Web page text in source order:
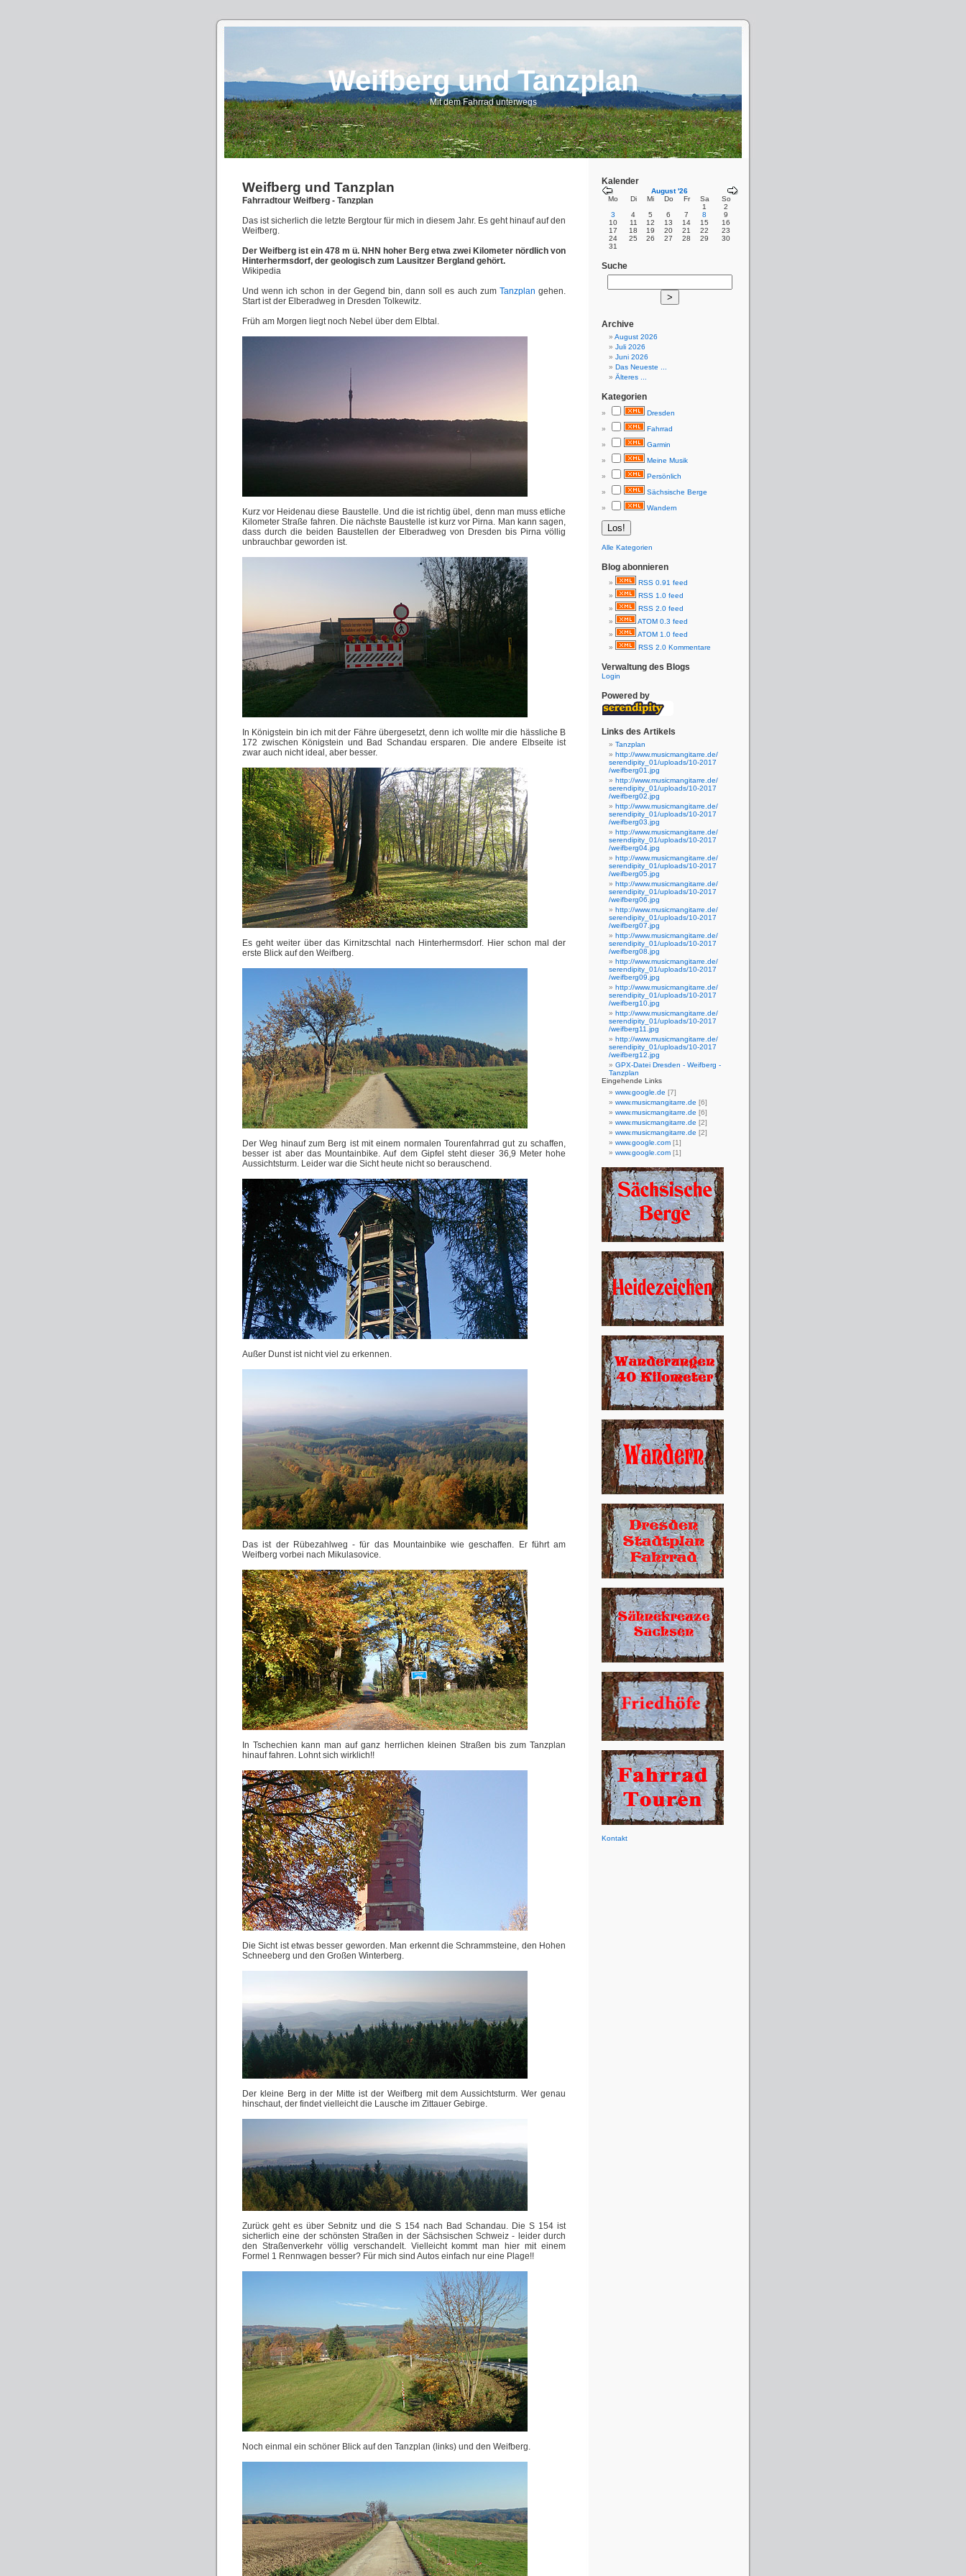
Weifberg und Tanzplan
Mit dem Fahrrad unterwegs
Weifberg und Tanzplan
Fahrradtour Weifberg - Tanzplan
Das ist sicherlich die letzte Bergtour für mich in diesem Jahr. Es geht hinauf auf den
Weifberg.
Der Weifberg ist ein 478 m ü. NHN hoher Berg etwa zwei Kilometer nördlich von
Hinterhermsdorf, der geologisch zum Lausitzer Bergland gehört.
Wikipedia
Und wenn ich schon in der Gegend bin, dann soll es auch zum Tanzplan gehen.
Start ist der Elberadweg in Dresden Tolkewitz.
Früh am Morgen liegt noch Nebel über dem Elbtal.
Kurz vor Heidenau diese Baustelle. Und die ist richtig übel, denn man muss etliche
Kilometer Straße fahren. Die nächste Baustelle ist kurz vor Pirna. Man kann sagen,
dass durch die beiden Baustellen der Elberadweg von Dresden bis Pirna völlig
unbrauchbar geworden ist.
In Königstein bin ich mit der Fähre übergesetzt, denn ich wollte mir die hässliche B
172 zwischen Königstein und Bad Schandau ersparen. Die andere Elbseite ist
zwar auch nicht ideal, aber besser.
Es geht weiter über das Kirnitzschtal nach Hinterhermsdorf. Hier schon mal der
erste Blick auf den Weifberg.
Der Weg hinauf zum Berg ist mit einem normalen Tourenfahrrad gut zu schaffen,
besser ist aber das Mountainbike. Auf dem Gipfel steht dieser 36,9 Meter hohe
Aussichtsturm. Leider war die Sicht heute nicht so berauschend.
Außer Dunst ist nicht viel zu erkennen.
Das ist der Rübezahlweg - für das Mountainbike wie geschaffen. Er führt am
Weifberg vorbei nach Mikulasovice.
In Tschechien kann man auf ganz herrlichen kleinen Straßen bis zum Tanzplan
hinauf fahren. Lohnt sich wirklich!!
Die Sicht ist etwas besser geworden. Man erkennt die Schrammsteine, den Hohen
Schneeberg und den Großen Winterberg.
Der kleine Berg in der Mitte ist der Weifberg mit dem Aussichtsturm. Wer genau
hinschaut, der findet vielleicht die Lausche im Zittauer Gebirge.
Zurück geht es über Sebnitz und die S 154 nach Bad Schandau. Die S 154 ist
sicherlich eine der schönsten Straßen in der Sächsischen Schweiz - leider durch
den Straßenverkehr völlig verschandelt. Vielleicht kommt man hier mit einem
Formel 1 Rennwagen besser? Für mich sind Autos einfach nur eine Plage!!
Noch einmal ein schöner Blick auf den Tanzplan (links) und den Weifberg.
Kalender
August '26
Mo
Di Mi Do Fr Sa
So
1
2
3
4 5 6 7 8
9
10
11 12 13 14 15
16
17
18 19 20 21 22
23
24
25 26 27 28 29
30
31
Suche
Archive
August 2026
Juli 2026
Juni 2026
Das Neueste ...
Älteres ...
Kategorien
Dresden
Fahrrad
Garmin
Meine Musik
Persönlich
Sächsische Berge
Wandern
Alle Kategorien
Blog abonnieren
RSS 0.91 feed
RSS 1.0 feed
RSS 2.0 feed
ATOM 0.3 feed
ATOM 1.0 feed
RSS 2.0 Kommentare
Verwaltung des Blogs
Login
Powered by
Links des Artikels
Tanzplan
http://www.musicmangitarre.de/
serendipity_01/uploads/10-2017
/weifberg01.jpg
http://www.musicmangitarre.de/
serendipity_01/uploads/10-2017
/weifberg02.jpg
http://www.musicmangitarre.de/
serendipity_01/uploads/10-2017
/weifberg03.jpg
http://www.musicmangitarre.de/
serendipity_01/uploads/10-2017
/weifberg04.jpg
http://www.musicmangitarre.de/
serendipity_01/uploads/10-2017
/weifberg05.jpg
http://www.musicmangitarre.de/
serendipity_01/uploads/10-2017
/weifberg06.jpg
http://www.musicmangitarre.de/
serendipity_01/uploads/10-2017
/weifberg07.jpg
http://www.musicmangitarre.de/
serendipity_01/uploads/10-2017
/weifberg08.jpg
http://www.musicmangitarre.de/
serendipity_01/uploads/10-2017
/weifberg09.jpg
http://www.musicmangitarre.de/
serendipity_01/uploads/10-2017
/weifberg10.jpg
http://www.musicmangitarre.de/
serendipity_01/uploads/10-2017
/weifberg11.jpg
http://www.musicmangitarre.de/
serendipity_01/uploads/10-2017
/weifberg12.jpg
GPX-Datei Dresden - Weifberg -
Tanzplan
Eingehende Links
www.google.de [7]
www.musicmangitarre.de [6]
www.musicmangitarre.de [6]
www.musicmangitarre.de [2]
www.musicmangitarre.de [2]
www.google.com [1]
www.google.com [1]
Kontakt